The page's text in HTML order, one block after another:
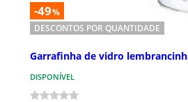
-49%
DESCONTOS POR QUANTIDADE
Garrafinha de vidro
DISPONÍVEL